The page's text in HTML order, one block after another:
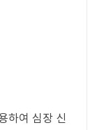
하여 심장 신